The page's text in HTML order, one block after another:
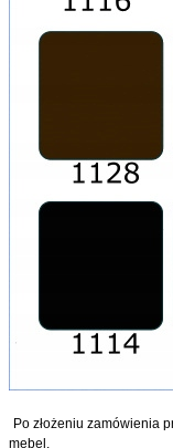
Po złożeniu zamówienia
mebel.